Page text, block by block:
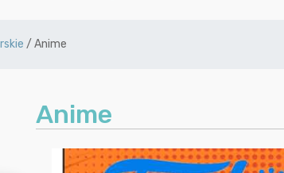
/ Anime
Anime